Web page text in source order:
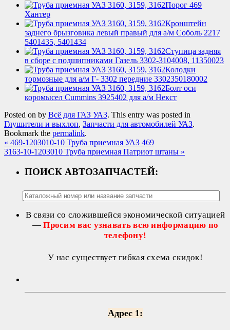
Порог 469
Хантер
Кронштейн
заднего брызговика левый правый для а/м Соболь 2217
5401435, 5401434
Ступица задняя
в сборе с подшипниками Газель 3302‑3104008, 11350023
Колодки
тормозные для а/м Г- 3302 передние 3302350180002
Болт оси
коромысел Cummins 3925402 для а/м Некст
Posted on by Всё для ГАЗ УАЗ. This entry was posted in
Глушители и выхлоп, Запчасти для автомобилей УАЗ.
Bookmark the permalink.
« 469-1203010-10 Труба приемная УАЗ 469
3163-10-1203010 Труба приемная Патриот штаны »
ПОИСК АВТОЗАПЧАСТЕЙ:
В связи со сложившейся экономической ситуацией
—Просим вас узнавать всю информацию по
телефону!
У нас существует гибкая схема скидок!
Адрес 1: